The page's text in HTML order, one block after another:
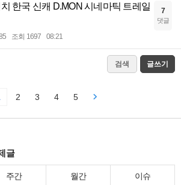
한국 신캐 D.MON 시네마틱 트레일
조회 1697 08:21
7
댓글
검색 글쓰기
2 3 4 5
글
주간 월간 이슈